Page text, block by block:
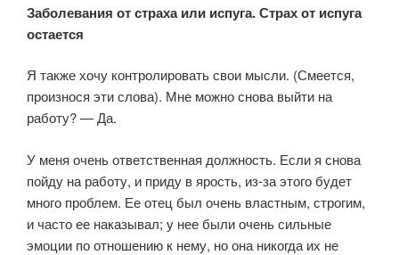
Заболевания от страха или испуга. Страх от испуга
остается
Я также хочу контролировать свои мысли. (Смеется,
произнося эти слова). Мне можно снова выйти на
работу? — Да.
У меня очень ответственная должность. Если я снова
пойду на работу, и приду в ярость, из-за этого будет
много проблем. Ее отец был очень властным, строгим,
и часто ее наказывал; у нее были очень сильные
эмоции по отношению к нему, но она никогда их не